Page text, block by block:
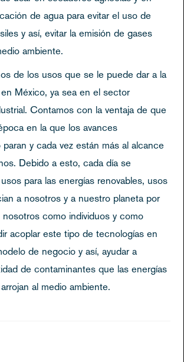
de agua para evitar el uso de
y así, evitar la emisión de gases
ambiente.
de los usos que se le puede dar a la
México, ya sea en el sector
Contamos con la ventaja de que
en la que los avances
y cada vez están más al alcance
Debido a esto, cada día se
para las energías renovables, usos
a nosotros y a nuestro planeta por
como individuos y como
acoplar este tipo de tecnologías en
de negocio y así, ayudar a
de contaminantes que las energías
al medio ambiente.